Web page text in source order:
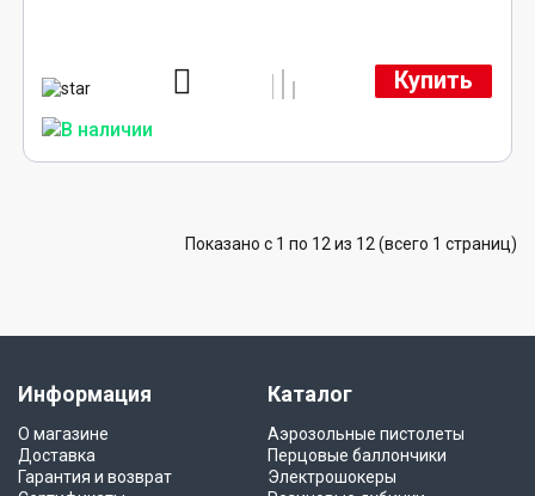
Купить
Показано с 1 по 12 из 12 (всего 1 страниц)
Информация
О магазине
Доставка
Гарантия и возврат
Каталог
Аэрозольные пистолеты
Перцовые баллончики
Электрошокеры